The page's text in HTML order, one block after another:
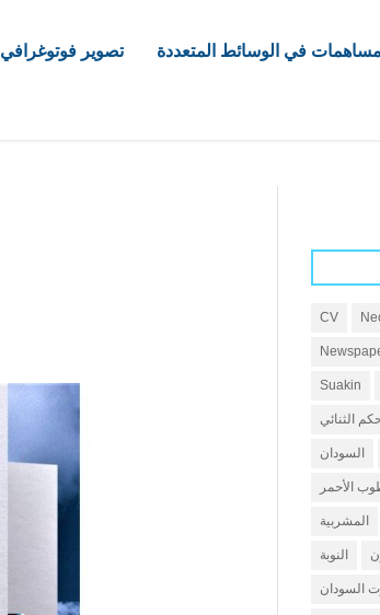
تصوير فوتوغرافي
مساهمات في الوسائط المتعددة
CV
Suakin
الثنائي
السودان
الأحمر
المشربية
النوبة
السودان